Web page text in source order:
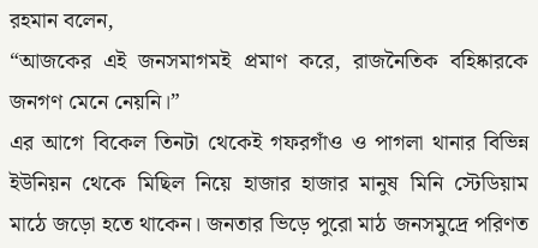
রহমান বলেন,
“আজকের এই জনসমাগমই প্রমাণ করে, রাজনৈতিক বহিষ্কারকে
জনগণ মেনে নেয়নি।”
এর আগে বিকেল তিনটা থেকেই গফরগাঁও ও পাগলা থানার বিভিন্ন
ইউনিয়ন থেকে মিছিল নিয়ে হাজার হাজার মানুষ মিনি স্টেডিয়াম
মাঠে জড়ো হতে থাকেন। জনতার ভিড়ে পুরো মাঠ জনসমুদ্রে পরিণত